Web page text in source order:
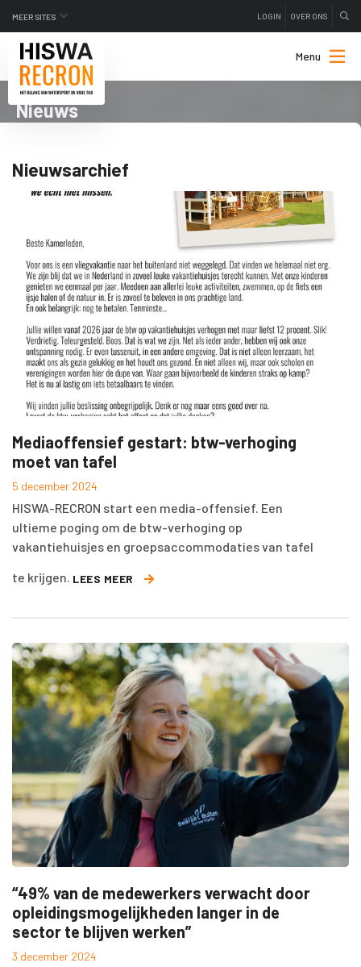
MEER SITES LOGIN OVER ONS
Menu
Nieuws
Nieuwsarchief
Mediaoffensief gestart: btw-verhoging
moet van tafel
5 december 2024
HISWA-RECRON start een media-offensief. Een
ultieme poging om de btw-verhoging op
vakantiehuisjes en groepsaccommodaties van tafel
te krijgen. LEES MEER
“49% van de medewerkers verwacht door
opleidingsmogelijkheden langer in de
sector te blijven werken”
3 december 2024